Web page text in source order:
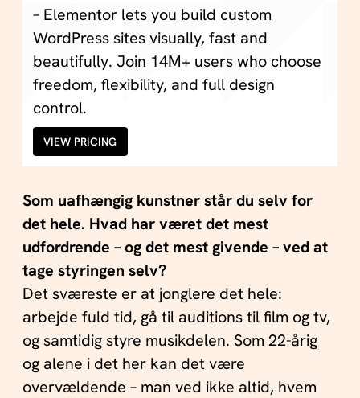
– Elementor lets you build custom
WordPress sites visually, fast and
beautifully. Join 14M+ users who choose
freedom, flexibility, and full design
control.
VIEW PRICING
Som uafhængig kunstner står du selv for
det hele. Hvad har været det mest
udfordrende – og det mest givende – ved at
tage styringen selv?
Det sværeste er at jonglere det hele:
arbejde fuld tid, gå til auditions til film og tv,
og samtidig styre musikdelen. Som 22-årig
og alene i det her kan det være
overvældende – man ved ikke altid, hvem